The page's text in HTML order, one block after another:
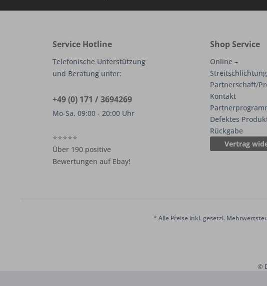
Service Hotline
Telefonische Unterstützung
und Beratung unter:
+49 (0) 171 / 3694269
Mo-Sa, 09:00 - 20:00 Uhr
⭐⭐⭐⭐⭐
Über 190 positive
Bewertungen auf Ebay!
Shop Service
Online –
Partnerschaft/
Kontakt
Defektes
Rückgabe
Vertrag
* Alle Preise inkl. gesetzl.
©